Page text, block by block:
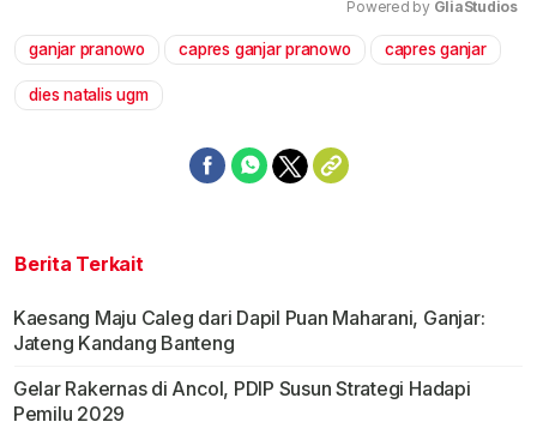
Mute
Powered by GliaStudios
ganjar pranowo capres ganjar pranowo capres ganjar
dies natalis ugm
Berita Terkait
Kaesang Maju Caleg dari Dapil Puan Maharani, Ganjar:
Jateng Kandang Banteng
Gelar Rakernas di Ancol, PDIP Susun Strategi Hadapi
Pemilu 2029